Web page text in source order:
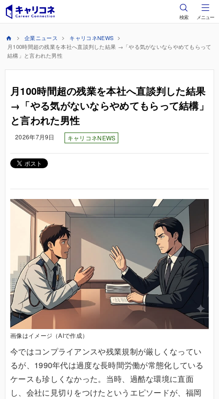
検索 メニュー
企業ニュース
キャリコネNEWS
月100時間超の残業を本社へ直談判した結果 →「やる気がないならやめてもらって
結構」と言われた男性
月100時間超の残業を本社へ直談判した結果
→「やる気がないならやめてもらって結構」
と言われた男性
2026年7月9日 キャリコネNEWS
画像はイメージ（AIで作成）
今ではコンプライアンスや残業規制が厳しくなってい
るが、1990年代は過度な長時間労働が常態化している
ケースも珍しくなかった。当時、過酷な環境に直面
し、会社に見切りをつけたというエピソードが、福岡